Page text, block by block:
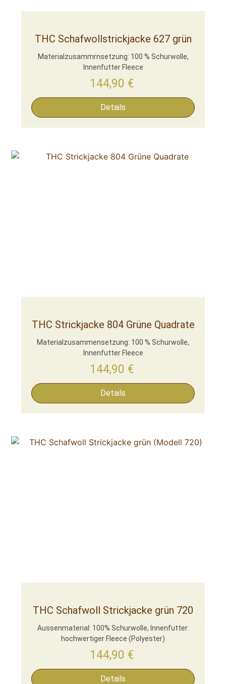
THC Schafwollstrickjacke 627 grün
Materialzusammrnsetzung: 100 % Schurwolle,
Innenfutter Fleece
144,90 €
Details
THC Strickjacke 804 Grüne Quadrate
Materialzusammensetzung: 100 % Schurwolle,
Innenfutter Fleece
144,90 €
Details
THC Schafwoll Strickjacke grün 720
Aussenmaterial: 100% Schurwolle, Innenfutter:
hochwertiger Fleece (Polyester)
144,90 €
Details